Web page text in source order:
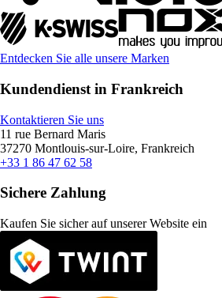
Entdecken Sie alle unsere Marken
Kundendienst in Frankreich
Kontaktieren Sie uns
11 rue Bernard Maris
37270 Montlouis-sur-Loire, Frankreich
+33 1 86 47 62 58
Sichere Zahlung
Kaufen Sie sicher auf unserer Website ein